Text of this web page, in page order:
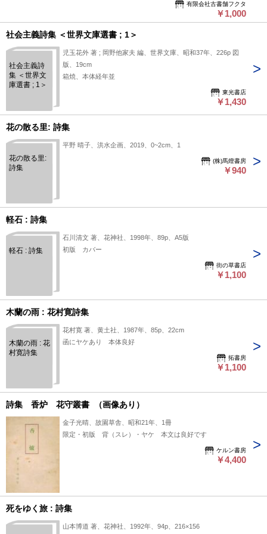
有限会社古書舗フクタ
￥1,000
社会主義詩集 ＜世界文庫選書 ; 1＞
社会主義詩
集 ＜世界文
庫選書 ; 1＞
児玉花外 著 ; 岡野他家夫 編、世界文庫、昭和37年、226p 図
版、19cm
箱焼、本体経年並
東光書店
￥1,430
花の散る里: 詩集
花の散る里:
詩集
平野 晴子、洪水企画、2019、0~2cm、1
(株)馬燈書房
￥940
軽石 : 詩集
軽石 : 詩集
石川清文 著、花神社、1998年、89p、A5版
初版 カバー
街の草書店
￥1,100
木蘭の雨 : 花村寛詩集
木蘭の雨 : 花
村寛詩集
花村寛 著、黄土社、1987年、85p、22cm
函にヤケあり 本体良好
拓書房
￥1,100
詩集 香炉 花守叢書 （画像あり）
金子光晴、故園草舎、昭和21年、1冊
限定・初版 背（スレ）・ヤケ 本文は良好です
ケルン書房
￥4,400
死をゆく旅 : 詩集
山本博道 著、花神社、1992年、94p、216×156